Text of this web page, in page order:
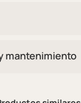
mantenimiento